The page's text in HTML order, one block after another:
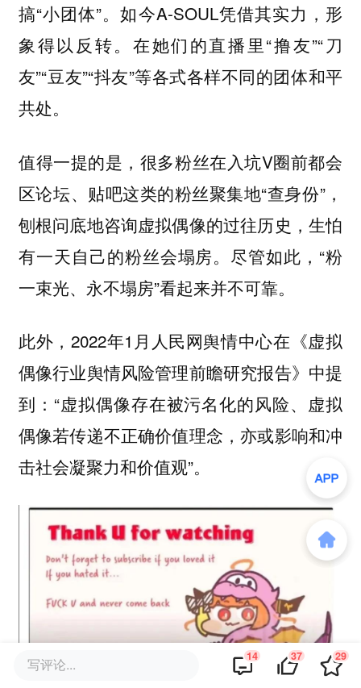
搞“小团体”。如今A-SOUL凭借其实力，形
象得以反转。在她们的直播里“撸友”“刀
友”“豆友”“抖友”等各式各样不同的团体和平
共处。
值得一提的是，很多粉丝在入坑V圈前都会
区论坛、贴吧这类的粉丝聚集地“查身份”，
刨根问底地咨询虚拟偶像的过往历史，生怕
有一天自己的粉丝会塌房。尽管如此，“粉
一束光、永不塌房”看起来并不可靠。
此外，2022年1月人民网舆情中心在《虚拟
偶像行业舆情风险管理前瞻研究报告》中提
到：“虚拟偶像存在被污名化的风险、虚拟
偶像若传递不正确价值理念，亦或影响和冲
击社会凝聚力和价值观”。
写评论... 14 37 29